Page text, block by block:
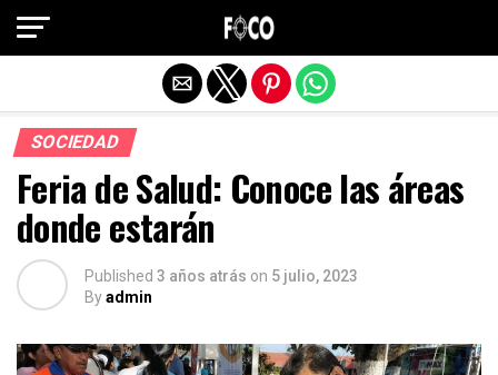
SOCIEDAD
Feria de Salud: Conoce las áreas
donde estarán
Published 3 años atrás on 5 julio, 2023
Byadmin
Salir de la versión móvil